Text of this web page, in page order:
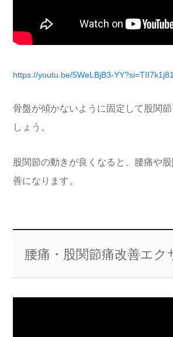
https://youtu.be/5WeLBjB3-
骨盤が傾かないように固定して股関
しょう。
股関節の動きが良くなると、腰痛や
善になります。
腰痛・股関節痛改善エ